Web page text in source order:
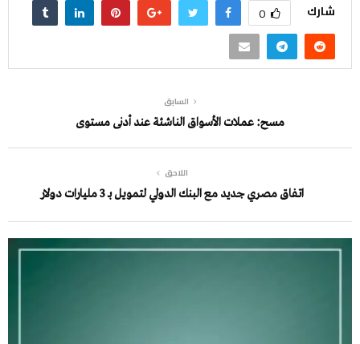
شارك 0
السابق
مسح: عملات الأسواق الناشئة عند أدنى مستوى
اللاحق
اتفاق مصري جديد مع البنك الدولي لتمويل بـ 3 مليارات دولار